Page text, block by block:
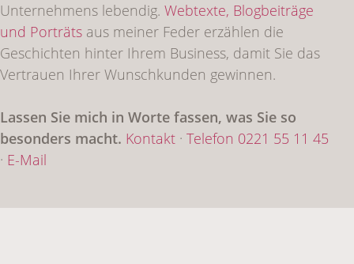
Unternehmens lebendig. Webtexte, Blogbeiträge
und Porträts aus meiner Feder erzählen die
Geschichten hinter Ihrem Business, damit Sie das
Vertrauen Ihrer Wunschkunden gewinnen.
Lassen Sie mich in Worte fassen, was Sie so
besonders macht. Kontakt · Telefon 0221 55 11 45
· E-Mail